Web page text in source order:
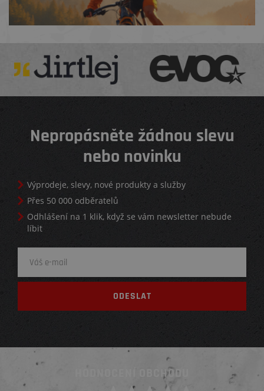
Nepropásněte žádnou slevu
nebo novinku
Výprodeje, slevy, nové produkty a služby
Přes 50 000 odběratelů
Odhlášení na 1 klik, když se vám newsletter nebude
líbit
HODNOCENÍ OBCHODU